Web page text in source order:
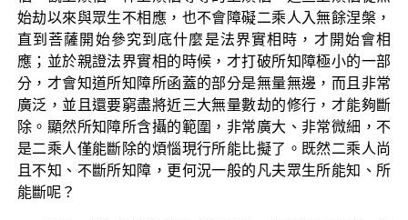
始劫以來與眾生不相應，也不會障礙二乘人入無餘涅槃，
直到菩薩開始參究到底什麼是法界實相時，才開始會相
應；並於親證法界實相的時候，才打破所知障極小的一部
分，才會知道所知障所函蓋的部分是無量無邊，而且非常
廣泛，並且還要窮盡將近三大無量數劫的修行，才能夠斷
除。顯然所知障所含攝的範圍，非常廣大、非常微細，不
是二乘人僅能斷除的煩惱現行所能比擬了。既然二乘人尚
且不知、不斷所知障，更何況一般的凡夫眾生所能知、所
能斷呢？